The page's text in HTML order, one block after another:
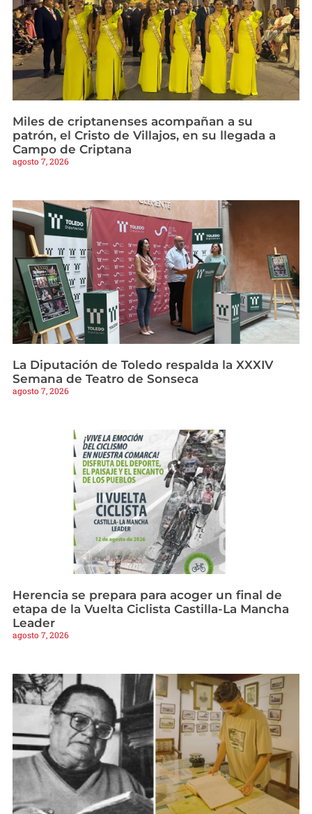
Miles de criptanenses acompañan a su
patrón, el Cristo de Villajos, en su llegada a
Campo de Criptana
agosto 7, 2026
La Diputación de Toledo respalda la XXXIV
Semana de Teatro de Sonseca
agosto 7, 2026
Herencia se prepara para acoger un final de
etapa de la Vuelta Ciclista Castilla-La Mancha
Leader
agosto 7, 2026